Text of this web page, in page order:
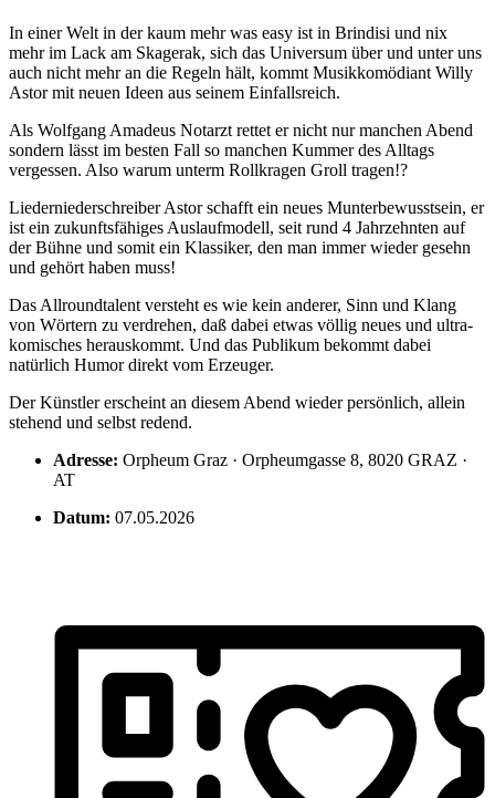
In einer Welt in der kaum mehr was easy ist in Brindisi und nix
mehr im Lack am Skagerak, sich das Universum über und unter uns
auch nicht mehr an die Regeln hält, kommt Musikkomödiant Willy
Astor mit neuen Ideen aus seinem Einfallsreich.
Als Wolfgang Amadeus Notarzt rettet er nicht nur manchen Abend
sondern lässt im besten Fall so manchen Kummer des Alltags
vergessen. Also warum unterm Rollkragen Groll tragen!?
Liederniederschreiber Astor schafft ein neues Munterbewusstsein, er
ist ein zukunftsfähiges Auslaufmodell, seit rund 4 Jahrzehnten auf
der Bühne und somit ein Klassiker, den man immer wieder gesehn
und gehört haben muss!
Das Allroundtalent versteht es wie kein anderer, Sinn und Klang
von Wörtern zu verdrehen, daß dabei etwas völlig neues und ultra-
komisches herauskommt. Und das Publikum bekommt dabei
natürlich Humor direkt vom Erzeuger.
Der Künstler erscheint an diesem Abend wieder persönlich, allein
stehend und selbst redend.
Adresse: Orpheum Graz · Orpheumgasse 8, 8020 GRAZ ·
AT
Datum: 07.05.2026